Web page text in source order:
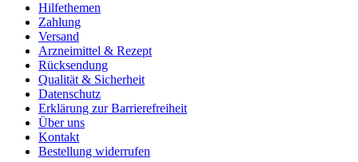
Hilfethemen
Zahlung
Versand
Arzneimittel & Rezept
Rücksendung
Qualität & Sicherheit
Datenschutz
Erklärung zur Barrierefreiheit
Über uns
Kontakt
Bestellung widerrufen